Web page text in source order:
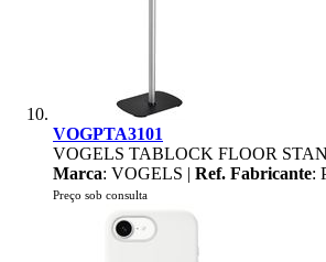
VOGPTA3101
VOGELS TABLOCK FLOOR
Marca: VOGELS | Ref. Fabricante:
Preço sob consulta